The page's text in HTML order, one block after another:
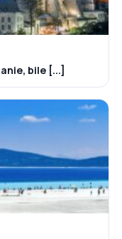
bile [...]